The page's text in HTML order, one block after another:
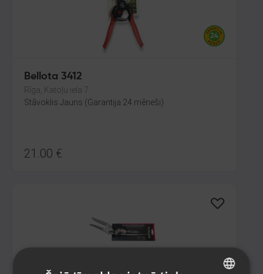
Bellota 3412
Rīga, Katoļu iela 7
Stāvoklis Jauns (Garantija 24 mēneši)
21.00 €